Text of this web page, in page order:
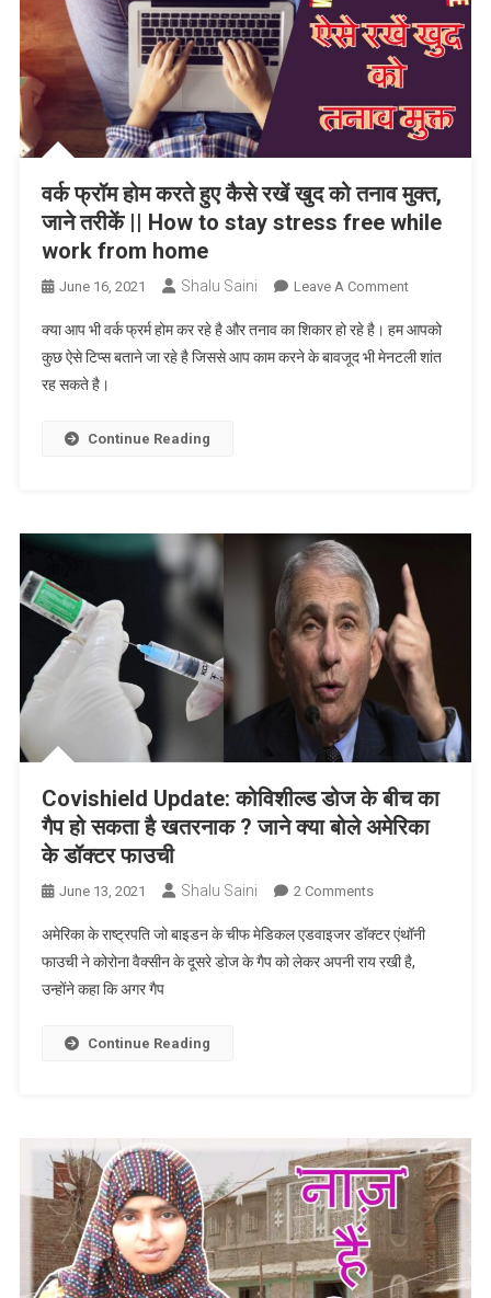
रहा
वर्क फ्रॉम होम करते हुए कैसे रखें खुद को तनाव मुक्त,
जाने तरीकें || How to stay stress free while
work from home
June 16, 2021 Shalu Saini Leave A CommentOn
फ्रॉम
होम
तनाव
मुक्त,
जाने
तरीकें
||
How
To
Stay
Stress
Free
While
From
क्या आप भी वर्क फ्रर्म होम कर रहे है और तनाव का शिकार हो रहे है। हम आपको
कुछ ऐसे टिप्स बताने जा रहे है जिससे आप काम करने के बावजूद भी मेनटली शांत
रह सकते है।
Continue Reading
Covishield Update: कोविशील्ड डोज के बीच का
गैप हो सकता है खतरनाक ? जाने क्या बोले अमेरिका
के डॉक्टर फाउची
June 13, 2021 Shalu Saini 2 CommentsOn
Update:
कोविशील्ड
सकता
है
खतरनाक
?
जाने
क्या
बोले
अमेरिका के राष्ट्रपति जो बाइडन के चीफ मेडिकल एडवाइजर डॉक्टर एंथॉनी
फाउची ने कोरोना वैक्सीन के दूसरे डोज के गैप को लेकर अपनी राय रखी है,
उन्होंने कहा कि अगर गैप
Continue Reading